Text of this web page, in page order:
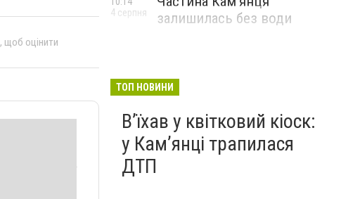
, щоб оцінити
залишилась без води
4 серпня
ТОП НОВИНИ
Вʼїхав у квітковий кіоск:
у Камʼянці трапилася
ДТП